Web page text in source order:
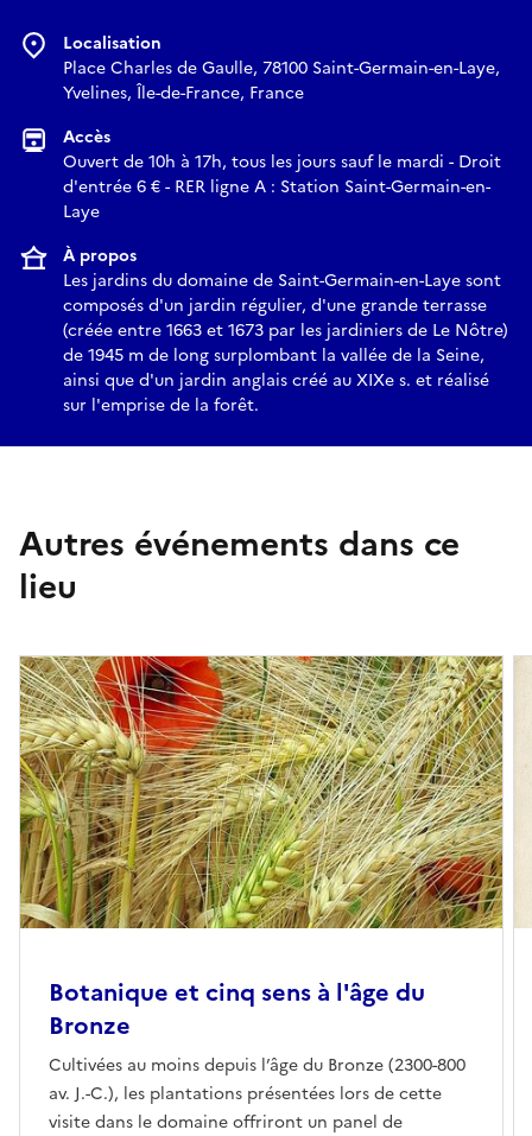
Localisation
Place Charles de Gaulle, 78100 Saint-Germain-en-Laye,
Yvelines, Île-de-France, France
Accès
Ouvert de 10h à 17h, tous les jours sauf le mardi - Droit
d'entrée 6 € - RER ligne A : Station Saint-Germain-en-
Laye
À propos
Les jardins du domaine de Saint-Germain-en-Laye sont
composés d'un jardin régulier, d'une grande terrasse
(créée entre 1663 et 1673 par les jardiniers de Le Nôtre)
de 1945 m de long surplombant la vallée de la Seine,
ainsi que d'un jardin anglais créé au XIXe s. et réalisé
sur l'emprise de la forêt.
Autres événements dans ce
lieu
Botanique et cinq sens à l'âge du
Bronze
Cultivées au moins depuis l’âge du Bronze (2300-800
av. J.-C.), les plantations présentées lors de cette
visite dans le domaine offriront un panel de